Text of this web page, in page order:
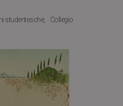
studentesche
Collegio